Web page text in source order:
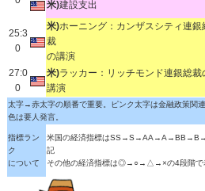
米)建設支出
25:3
0
米)ホーニング：カンザスシティ連銀
裁
の講演
27:0
0
米)ラッカー：リッチモンド連銀総裁
講演
太字→赤太字の順番で重要。ピンク太字は金融政策関
色は要人発言。
指標ラン
ク
について
米国の経済指標は
記
その他の経済指標は◎→○→△→×の4段階で